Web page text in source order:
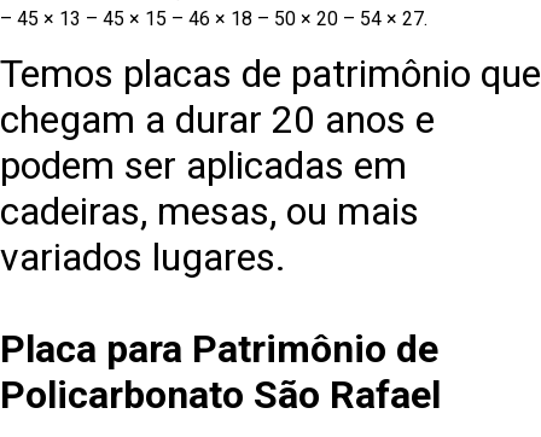
– 45 × 13 – 45 × 15 – 46 × 18 – 50 × 20 – 54 × 27.
Temos placas de patrimônio que
chegam a durar 20 anos e
podem ser aplicadas em
cadeiras, mesas, ou mais
variados lugares.
Placa para Patrimônio de
Policarbonato São Rafael